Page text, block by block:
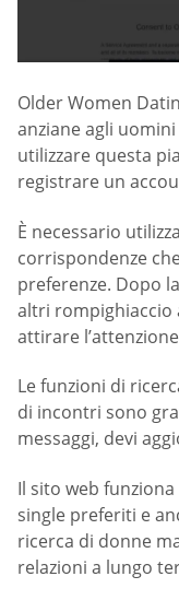
Older Women
anziane agli
utilizzare questa
registrare un
È necessario
corrispondenze
preferenze. Dopo
altri
attirare
Le funzioni di
di incontri sono
messaggi, devi
Il sito web
single preferiti e
ricerca di donne
relazioni a lungo